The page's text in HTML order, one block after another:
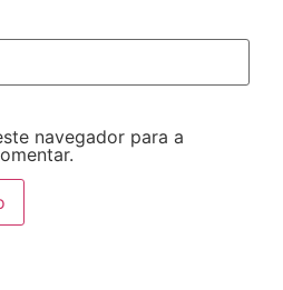
navegador para a